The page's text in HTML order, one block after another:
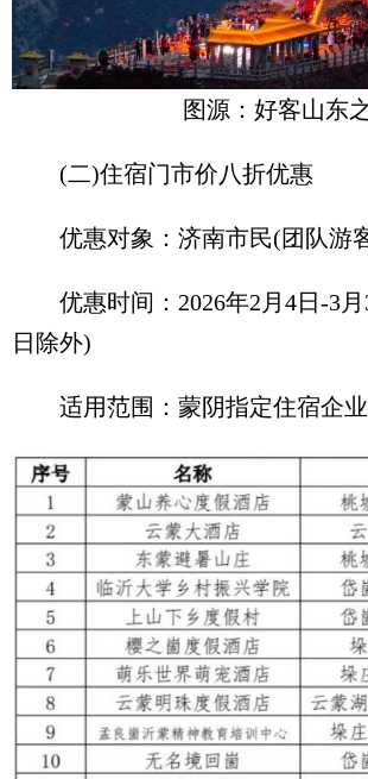
图源：好客山东
(二)住宿门市价八折优惠
优惠对象：济南市民(团队游
优惠时间：2026年2月4日-3月
日除外)
适用范围：蒙阴指定住宿企业